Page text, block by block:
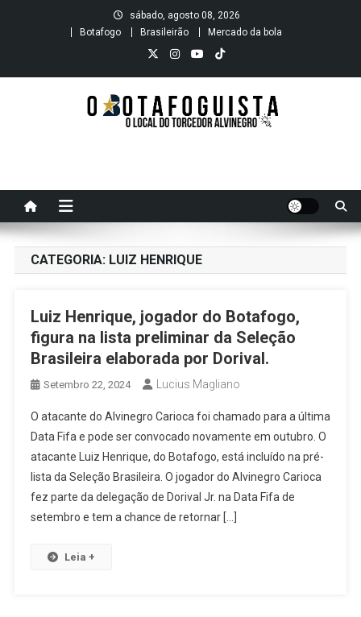
sábado, agosto 08, 2026
Botafogo
Brasileirão Mercado da bola
CATEGORIA: LUIZ HENRIQUE
Luiz Henrique, jogador do Botafogo,
figura na lista preliminar da Seleção
Brasileira elaborada por Dorival.
Setembro 22, 2024 Lucius Magliano
O atacante do Alvinegro Carioca foi chamado para a última
Data Fifa e pode ser convocado novamente em outubro. O
atacante Luiz Henrique, do Botafogo, está incluído na pré-
lista da Seleção Brasileira. O jogador do Alvinegro Carioca
fez parte da delegação de Dorival Jr. na Data Fifa de
setembro e tem a chance de retornar […]
Leia +